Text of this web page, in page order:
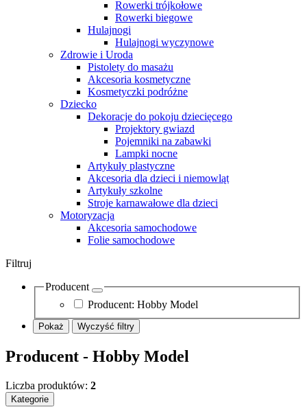
Rowerki trójkołowe
Rowerki biegowe
Hulajnogi
Hulajnogi wyczynowe
Zdrowie i Uroda
Pistolety do masażu
Akcesoria kosmetyczne
Kosmetyczki podróżne
Dziecko
Dekoracje do pokoju dziecięcego
Projektory gwiazd
Pojemniki na zabawki
Lampki nocne
Artykuły plastyczne
Akcesoria dla dzieci i niemowląt
Artykuły szkolne
Stroje karnawałowe dla dzieci
Motoryzacja
Akcesoria samochodowe
Folie samochodowe
Filtruj
Producent
Producent: Hobby Model
Pokaż Wyczyść filtry
Producent - Hobby Model
Liczba produktów: 2
Kategorie